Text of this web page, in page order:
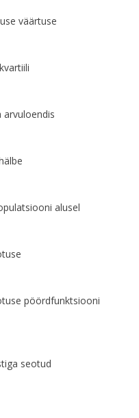
väärtuse
arvuloendis
alusel
pöördfunktsiooni
seotud